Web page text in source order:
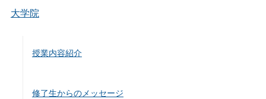
大学院
授業内容紹介
修了生からのメッセージ